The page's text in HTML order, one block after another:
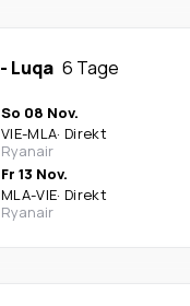
- Luqa 6 Tage
So 08 Nov.
VIE-MLA· Direkt
Ryanair
Fr 13 Nov.
MLA-VIE· Direkt
Ryanair